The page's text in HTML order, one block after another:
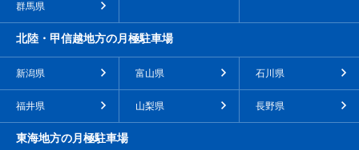
群馬県
北陸・甲信越地方の月極駐車場
新潟県 富山県 石川県
福井県 山梨県 長野県
東海地方の月極駐車場